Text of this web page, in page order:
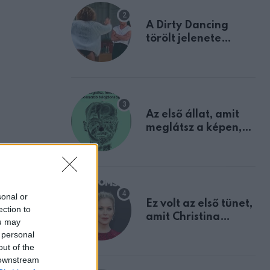
or
to
may
of the
A Dirty Dancing
törölt jelenete
Az első állat, amit
meglátsz a képen,
Ez volt az első tünet,
amit Christina